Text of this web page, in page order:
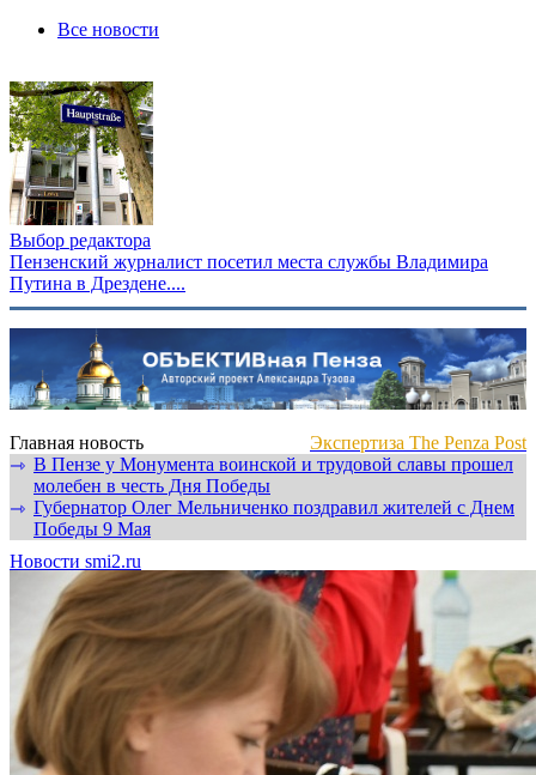
Все новости
Выбор редактора
Пензенский журналист посетил места службы Владимира
Путина в Дрездене....
Главная новость
Экспертиза The Penza Post
⇾ В Пензе у Монумента воинской и трудовой славы прошел
молебен в честь Дня Победы
⇾ Губернатор Олег Мельниченко поздравил жителей с Днем
Победы 9 Мая
Новости smi2.ru